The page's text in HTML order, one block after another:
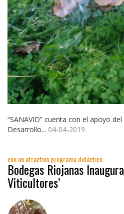
“SANAVID” cuenta con el apoyo
Desarrollo... 04-04-2019
con un atractivo programa didáctico
Bodegas Riojanas
Viticultores’